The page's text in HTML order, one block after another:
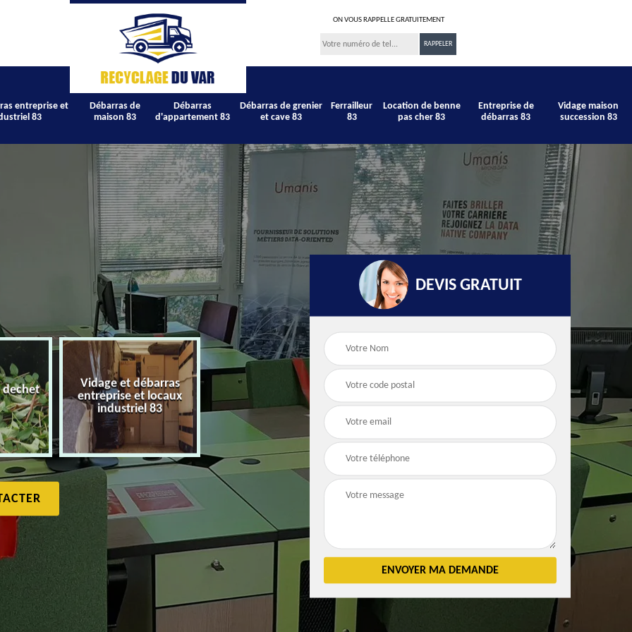
ON VOUS RAPPELLE GRATUITEMENT
entreprise et
83
Débarras de
maison 83
Débarras
d'appartement 83
Débarras de grenier
et cave 83
Ferrailleur
83
Location de benne
pas cher 83
Entreprise de
débarras 83
Vidage maison
succession 83
dechet
Vidage et débarras
entreprise et locaux
industriel 83
Débarras de maison 83
Débarras
d'appartement 83
Débarras de grenier et
cave 83
DEVIS GRATUIT